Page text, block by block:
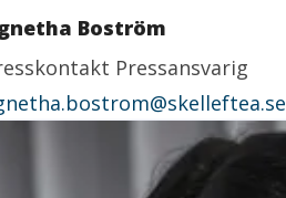
Boström
Pressansvarig